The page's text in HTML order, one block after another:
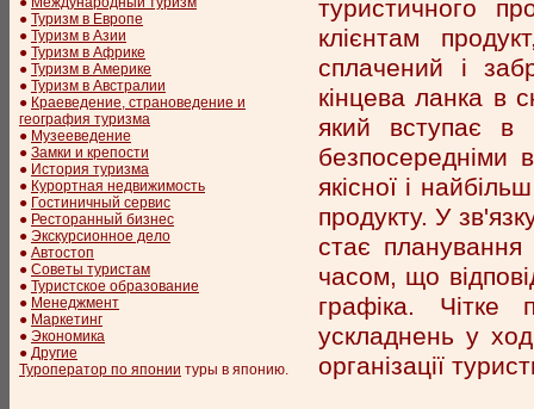
● Туризм в Европе
● Туризм в Азии
● Туризм в Африке
● Туризм в Америке
● Туризм в Австралии
● Краеведение, страноведение и
география туризма
● Музееведение
● Замки и крепости
● История туризма
● Курортная недвижимость
● Гостиничный сервис
● Ресторанный бизнес
● Экскурсионное дело
● Автостоп
● Советы туристам
● Туристское образование
● Менеджмент
● Маркетинг
● Экономика
● Другие
Туроператор по японии туры в японию.
туристичного
клієнтам
сплачений і
кінцева ланка в
який вступає в
безпосередніми
якісної і
продукту. У
стає планування
часом, що
графіка. Чітке
ускладнень у
організації